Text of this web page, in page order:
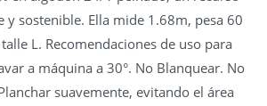
y sostenible. Ella mide 1.68m, pesa 60
L. Recomendaciones de uso para
a máquina a 30°. No Blanquear. No
suavemente, evitando el área